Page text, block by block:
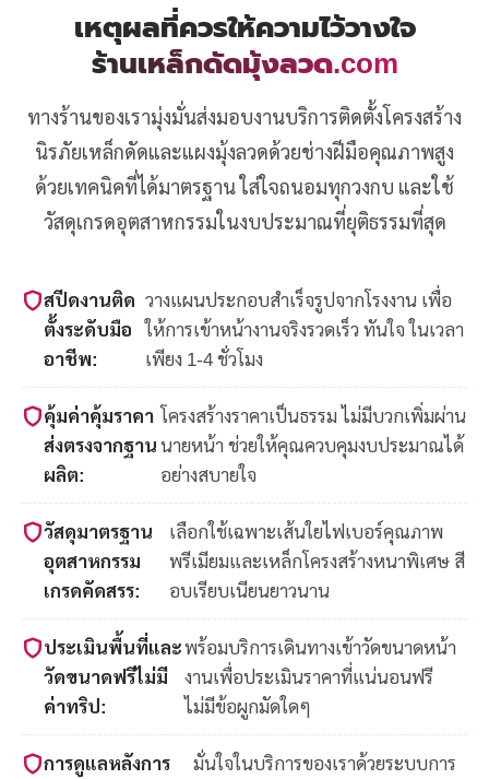
เหตุผลที่ควรให้ความไว้วางใจ
ร้านเหล็กดัดมุ้งลวด.com
ทางร้านของเรามุ่งมั่นส่งมอบงานบริการติดตั้งโครงสร้าง
นิรภัยเหล็กดัดและแผงมุ้งลวดด้วยช่างฝีมือคุณภาพสูง
ด้วยเทคนิคที่ได้มาตรฐาน ใส่ใจถนอมทุกวงกบ และใช้
วัสดุเกรดอุตสาหกรรมในงบประมาณที่ยุติธรรมที่สุด
สปีดงานติด
ตั้งระดับมือ
อาชีพ:
วางแผนประกอบสำเร็จรูปจากโรงงาน เพื่อ
ให้การเข้าหน้างานจริงรวดเร็ว ทันใจ ในเวลา
เพียง 1-4 ชั่วโมง
คุ้มค่าคุ้มราคา
ส่งตรงจากฐาน
ผลิต:
โครงสร้างราคาเป็นธรรม ไม่มีบวกเพิ่มผ่าน
นายหน้า ช่วยให้คุณควบคุมงบประมาณได้
อย่างสบายใจ
วัสดุมาตรฐาน
อุตสาหกรรม
เกรดคัดสรร:
เลือกใช้เฉพาะเส้นใยไฟเบอร์คุณภาพ
พรีเมียมและเหล็กโครงสร้างหนาพิเศษ สี
อบเรียบเนียนยาวนาน
ประเมินพื้นที่และ
วัดขนาดฟรีไม่มี
ค่าทริป:
พร้อมบริการเดินทางเข้าวัดขนาดหน้า
งานเพื่อประเมินราคาที่แน่นอนฟรี
ไม่มีข้อผูกมัดใดๆ
การดูแลหลังการ
มั่นใจในบริการของเราด้วยระบบการ